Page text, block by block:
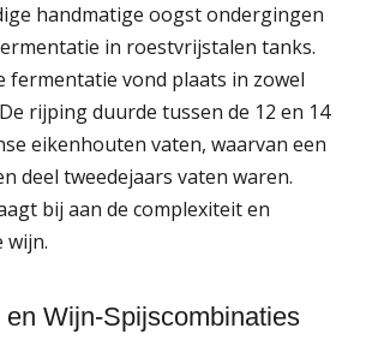
handmatige oogst ondergingen
in roestvrijstalen tanks.
fermentatie vond plaats in zowel
rijping duurde tussen de 12 en 14
eikenhouten vaten, waarvan een
deel tweedejaars vaten waren.
bij aan de complexiteit en
wijn.
Wijn-Spijscombinaties